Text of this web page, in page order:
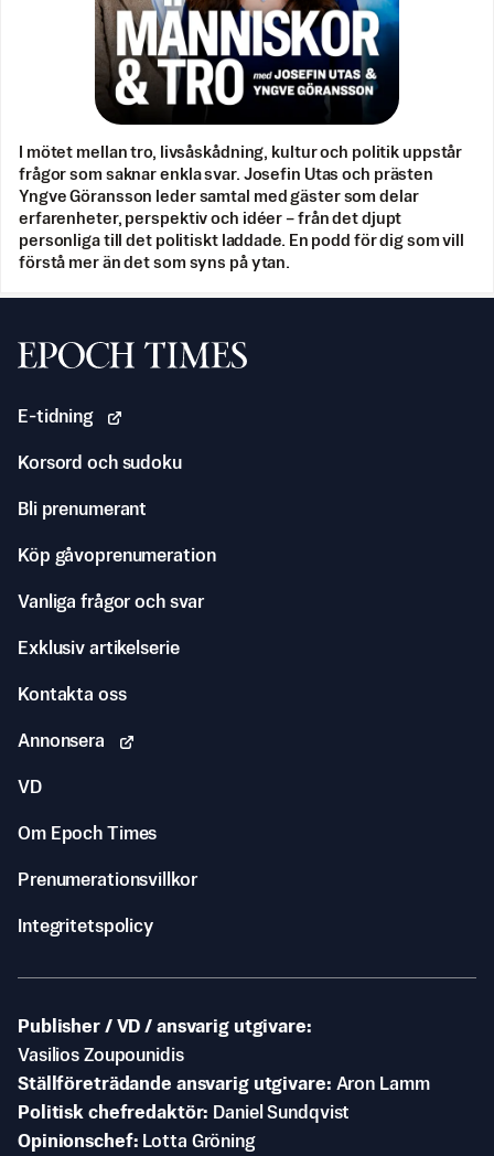
I mötet mellan tro, livsåskådning, kultur och politik uppstår
frågor som saknar enkla svar. Josefin Utas och prästen
Yngve Göransson leder samtal med gäster som delar
erfarenheter, perspektiv och idéer – från det djupt
personliga till det politiskt laddade. En podd för dig som vill
förstå mer än det som syns på ytan.
Svenska Epoch Times
E-tidning
Korsord och sudoku
Bli prenumerant
Köp gåvoprenumeration
Vanliga frågor och svar
Exklusiv artikelserie
Kontakta oss
Annonsera
VD
Om Epoch Times
Prenumerationsvillkor
Integritetspolicy
Publisher / VD / ansvarig utgivare
Vasilios Zoupounidis
Ställföreträdande ansvarig utgivare Aron Lamm
Politisk chefredaktör
Daniel Sundqvist
Opinionschef
Lotta Gröning